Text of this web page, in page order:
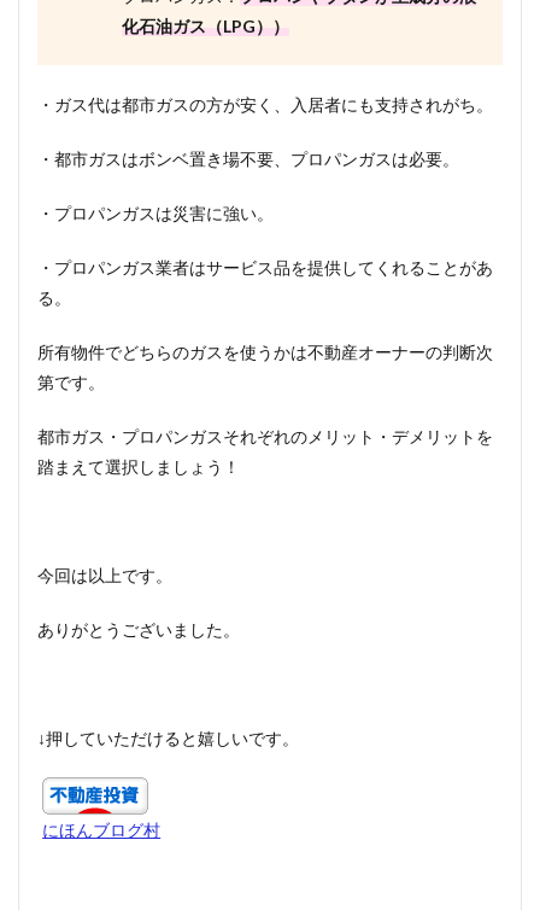
化石油ガス（LPG））
・ガス代は都市ガスの方が安く、入居者にも支持されがち。
・都市ガスはボンベ置き場不要、プロパンガスは必要。
・プロパンガスは災害に強い。
・プロパンガス業者はサービス品を提供してくれることがあ
る。
所有物件でどちらのガスを使うかは不動産オーナーの判断次
第です。
都市ガス・プロパンガスそれぞれのメリット・デメリットを
踏まえて選択しましょう！
今回は以上です。
ありがとうございました。
↓押していただけると嬉しいです。
にほんブログ村